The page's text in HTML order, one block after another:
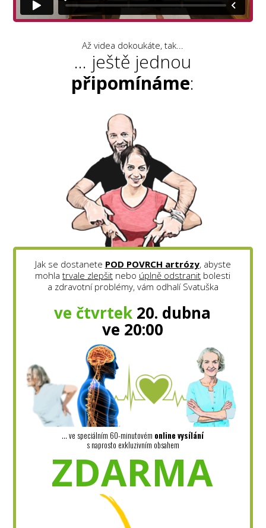
Až videa dokoukáte, tak...
... ještě jednou
připomínáme:
Jak se dostanete POD POVRCH artrózy, abyste
mohlatrvale zlepšit nebo úplně odstranit bolesti
a zdravotní problémy, vám odhalí Svatuška
ve čtvrtek 20. dubna
ve 20:00
... ve speciálním 60-minutovém onlinevysílání
s naprosto exkluzivním obsahem
ZDARMA